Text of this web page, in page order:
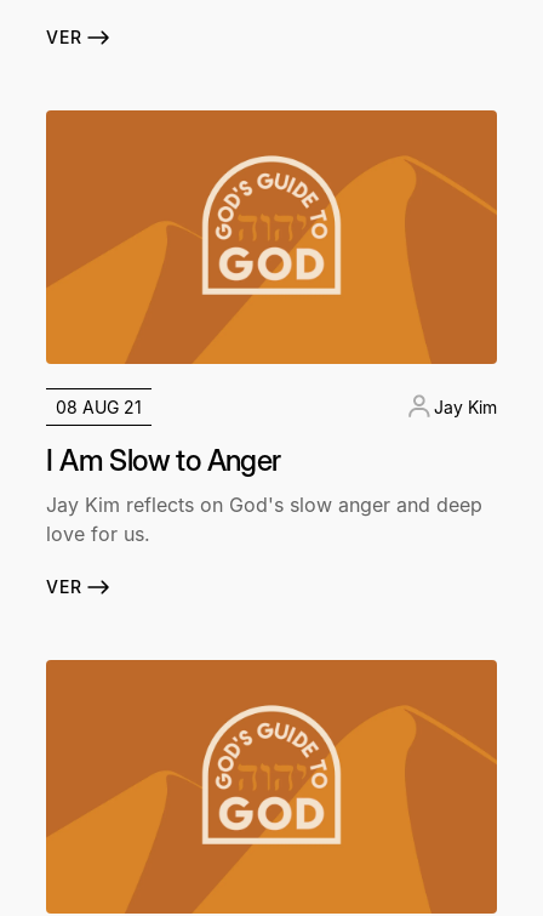
VER
08 AUG 21 Jay Kim
I Am Slow to Anger
Jay Kim reflects on God's slow anger and deep
love for us.
VER